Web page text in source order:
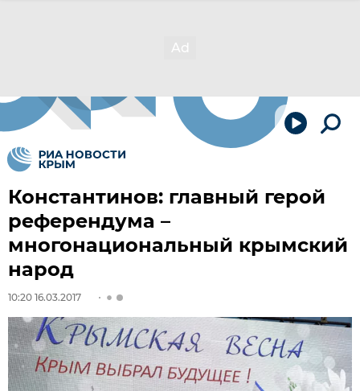
Константинов: главный герой
референдума –
многонациональный крымский
народ
10:20 16.03.2017